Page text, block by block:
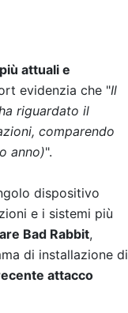
attuali e
evidenzia che "Il
riguardato il
comparendo
anno)".
dispositivo
e i sistemi più
Bad Rabbit,
di installazione di
attacco